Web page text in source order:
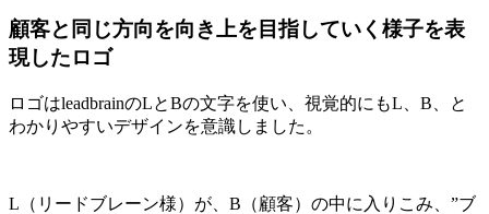
顧客と同じ方向を向き上を目指していく様子を表
現したロゴ
ロゴはleadbrainのLとBの文字を使い、視覚的にもL、B、と
わかりやすいデザインを意識しました。
L（リードブレーン様）が、B（顧客）の中に入りこみ、”ブ